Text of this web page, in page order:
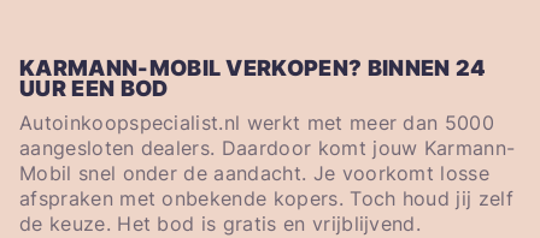
KARMANN-MOBIL VERKOPEN? BINNEN 24
UUR EEN BOD
Autoinkoopspecialist.nl werkt met meer dan 5000
aangesloten dealers. Daardoor komt jouw Karmann-
Mobil snel onder de aandacht. Je voorkomt losse
afspraken met onbekende kopers. Toch houd jij zelf
de keuze. Het bod is gratis en vrijblijvend.